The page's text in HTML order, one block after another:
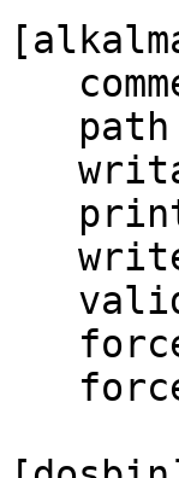
path
write
valid
force
force